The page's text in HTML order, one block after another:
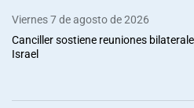
Viernes 7 de agosto de 2026
Canciller sostiene reuniones
Israel